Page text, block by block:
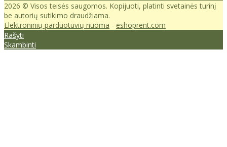
2026 © Visos teisės saugomos. Kopijuoti, platinti svetainės turinį
be autorių sutikimo draudžiama.
Elektroninių parduotuvių nuoma - eshoprent.com
Rašyti
Skambinti